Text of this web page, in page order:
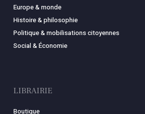
Europe & monde
Histoire & philosophie
Politique & mobilisations citoyennes
Social & Économie
LIBRAIRIE
Boutique